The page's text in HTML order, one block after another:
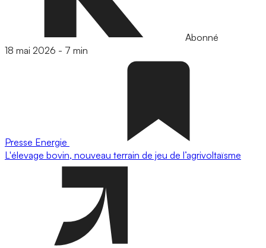
Abonné
18 mai 2026 - 7 min
Presse Energie
L'élevage bovin, nouveau terrain de jeu de l’agrivoltaïsme